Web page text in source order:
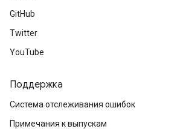
GitHub
Twitter
YouTube
Поддержка
Система отслеживания ошибок
Примечания к выпускам